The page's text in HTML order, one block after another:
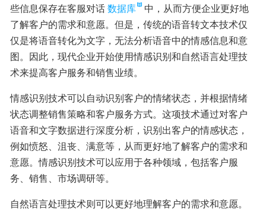
些信息保存在客服对话数据库
中，从而方便企业更好地
了解客户的需求和意愿。但是，传统的语音转文本技术仅
仅是将语音转化为文字，无法分析语音中的情感信息和意
图。因此，现代企业开始使用情感识别和自然语言处理技
术来提高客户服务和销售业绩。
情感识别技术可以自动识别客户的情绪状态，并根据情绪
状态调整销售策略和客户服务方式。这项技术通过对客户
语音和文字数据进行深度分析，识别出客户的情感状态，
例如愤怒、沮丧、满意等，从而更好地了解客户的需求和
意愿。情感识别技术可以应用于各种领域，包括客户服
务、销售、市场调研等。
自然语言处理技术则可以更好地理解客户的需求和意愿。